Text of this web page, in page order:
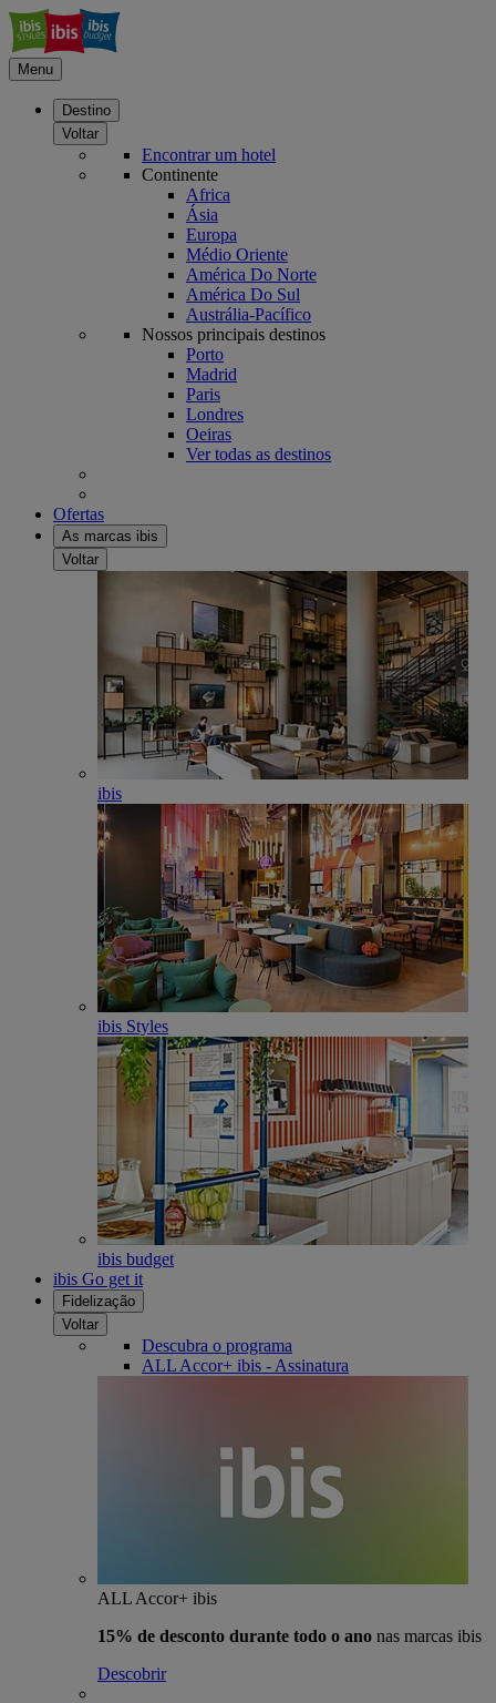
Menu
Destino
Voltar
Encontrar um hotel
Continente
Africa
Ásia
Europa
Médio Oriente
América Do Norte
América Do Sul
Austrália-Pacífico
Nossos principais destinos
Porto
Madrid
Paris
Londres
Oeiras
Ver todas as destinos
Ofertas
As marcas ibis
Voltar
ibis
ibis Styles
ibis budget
ibis Go get it
Fidelização
Voltar
Descubra o programa
ALL Accor+ ibis - Assinatura
ALL Accor+ ibis
15% de desconto durante todo o ano nas marcas ibis
Descobrir